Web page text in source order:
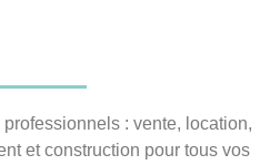
: vente, location,
et construction pour tous vos